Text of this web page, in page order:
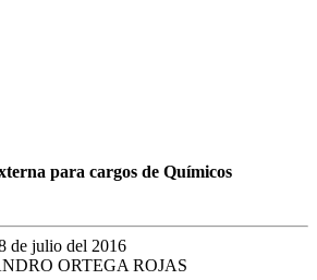
para cargos de Químicos
de julio del 2016
ORTEGA ROJAS